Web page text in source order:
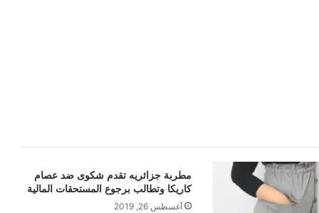
مطربة جزائريه تقدم شكوى ضد عصام
كاريكا وتطالب برجوع المستحقات المالية
أغسطس 26, 2019